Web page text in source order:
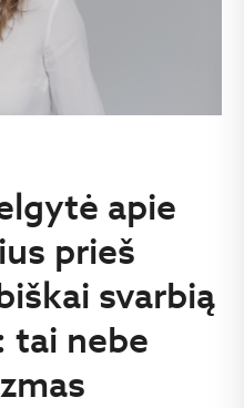
apie
prieš
svarbią
tai nebe